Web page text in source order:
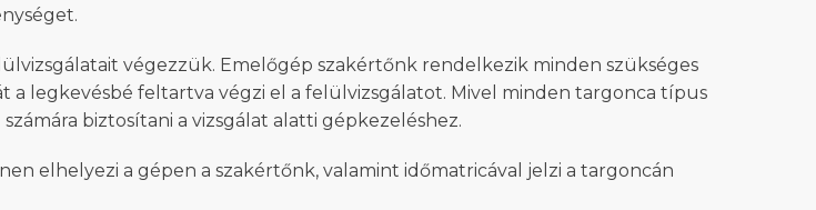
végezzük. Emelőgép szakértőnk rendelkezik minden szükséges
legkevésbé feltartva végzi el a felülvizsgálatot. Mivel minden targonca típus
biztosítani a vizsgálat alatti gépkezeléshez.
elhelyezi a gépen a szakértőnk, valamint időmatricával jelzi a targoncán